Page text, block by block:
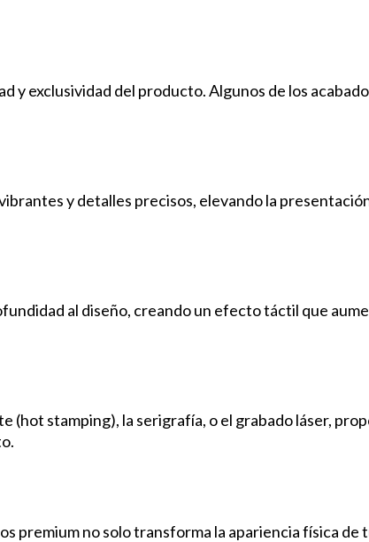
y exclusividad del producto. Algunos de los
y detalles precisos, elevando la
al diseño, creando un efecto táctil que
(hot stamping), la serigrafía, o el grabado láser,
premium no solo transforma la apariencia física de